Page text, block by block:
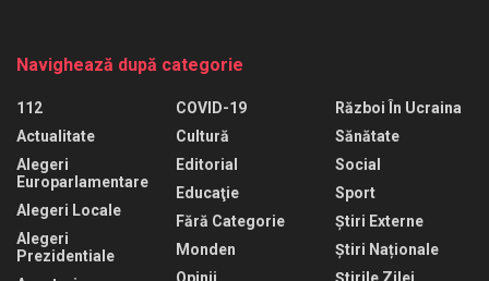
Navighează după categorie
112
Actualitate
Alegeri
Europarlamentare
Alegeri Locale
Alegeri
Prezidentiale
COVID-19
Cultură
Editorial
Educaţie
Fără Categorie
Monden
Război În Ucraina
Sănătate
Social
Sport
Știri Externe
Știri Naționale